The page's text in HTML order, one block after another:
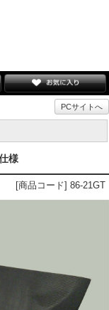
PCサイトへ
様
[商品コード] 86-21GT